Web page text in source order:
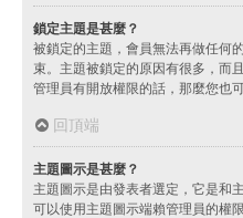
鎖定主題是甚麼？
被鎖定的主題，會員無法再做任何
束。主題被鎖定的原因有很多，而
管理員有開放權限的話，那麼您也
回頂端
主題圖示是甚麼？
主題圖示是由發表者選定，它是和
可以使用主題圖示端賴管理員的權限